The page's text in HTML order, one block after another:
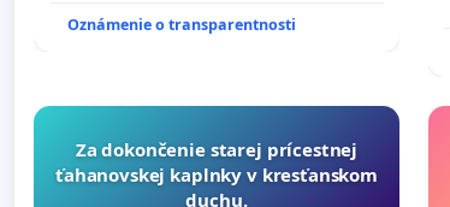
Oznámenie o transparentnosti
Za dokončenie starej prícestnej
ťahanovskej kaplnky v kresťanskom
duchu.